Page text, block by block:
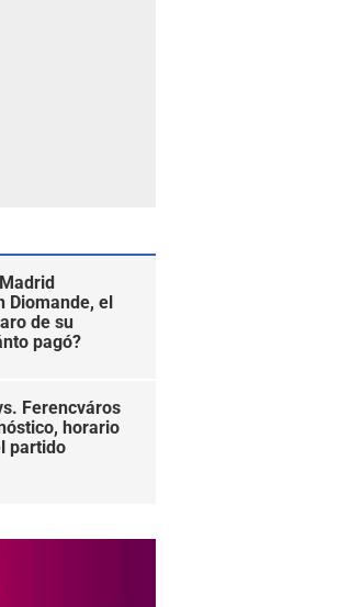
Diomande, el
de su
pagó?
Ferencváros
horario
partido